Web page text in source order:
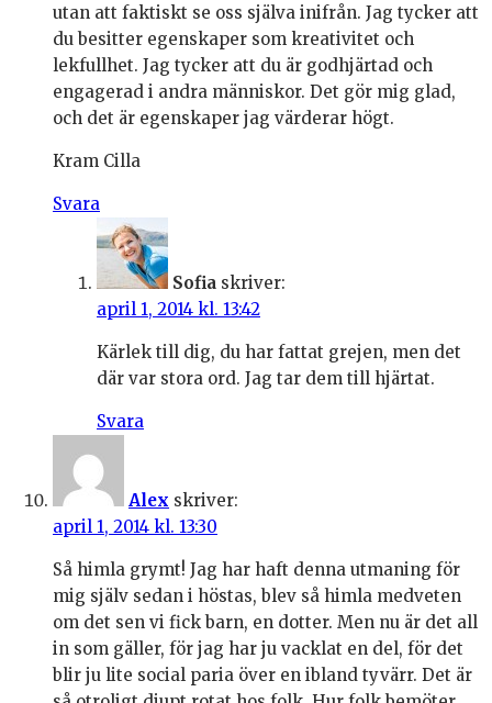
utan att faktiskt se oss själva inifrån. Jag tycker att
du besitter egenskaper som kreativitet och
lekfullhet. Jag tycker att du är godhjärtad och
engagerad i andra människor. Det gör mig glad,
och det är egenskaper jag värderar högt.
Kram Cilla
Svara
Sofia skriver:
april 1, 2014 kl. 13:42
Kärlek till dig, du har fattat grejen, men det
där var stora ord. Jag tar dem till hjärtat.
Svara
Alex skriver:
april 1, 2014 kl. 13:30
Så himla grymt! Jag har haft denna utmaning för
mig själv sedan i höstas, blev så himla medveten
om det sen vi fick barn, en dotter. Men nu är det all
in som gäller, för jag har ju vacklat en del, för det
blir ju lite social paria över en ibland tyvärr. Det är